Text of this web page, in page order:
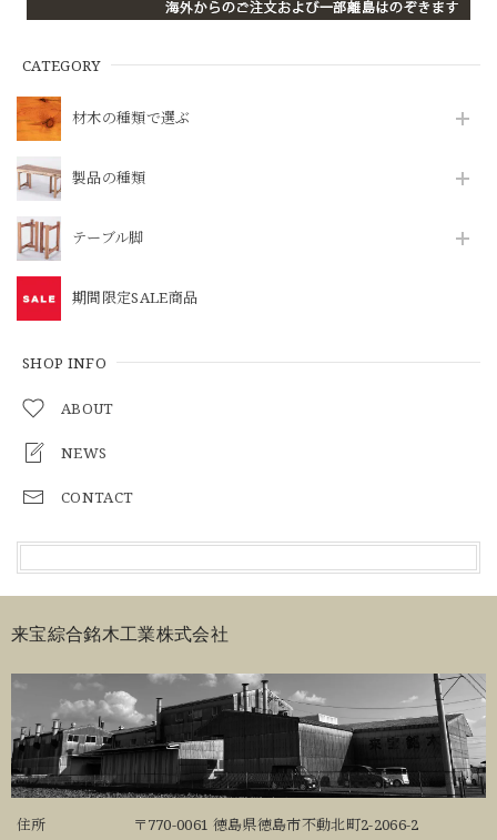
CATEGORY
材木の種類で選ぶ
製品の種類
テーブル脚
期間限定SALE商品
SHOP INFO
ABOUT
NEWS
CONTACT
来宝綜合銘木工業株式会社
住所
〒770-0061 徳島県徳島市不動北町2-2066-2